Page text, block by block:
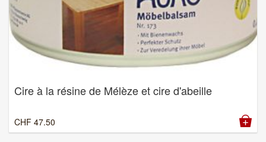
Cire à la résine de Mélèze et cire d'abeille
CHF 47.50